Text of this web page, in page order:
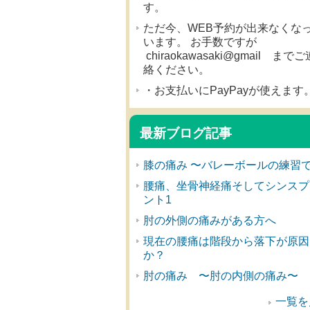
す。
ただ今、WEB予約が出来なくな
います。 お手数ですが
chiraokawasaki@gmail までご
絡ください。
・お支払いにPayPayが使えます。
最新ブログ記事
膝の痛み 〜バレーボールの練習
腰痛、坐骨神経痛そしてシンスプ
ント1
肘の外側の痛みがある方へ
現在の腰痛は階段から落下が原因
か？
肘の痛み 〜肘の内側の痛み〜
一覧を